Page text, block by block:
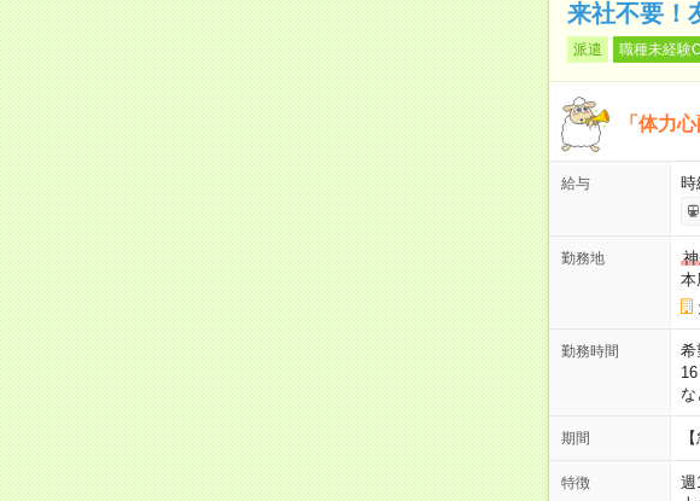
来社不要！
派遣 職種未経験
「体力
給与 時
勤務地
本
勤務時間
希
な
期間
特徴 週